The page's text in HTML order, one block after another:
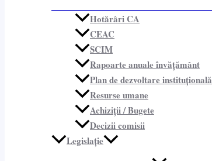
Hotărâri CA
CEAC
SCIM
Rapoarte anuale învățământ
Plan de dezvoltare instituțională
Resurse umane
Achiziții / Bugete
Decizii comisii
Legislație